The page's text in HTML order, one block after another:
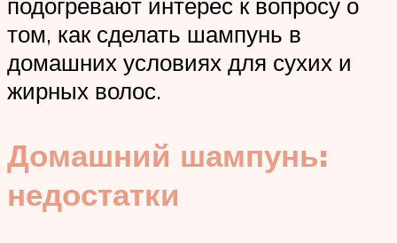
том, как сделать шампунь в
домашних условиях для сухих и
жирных волос.
Домашний шампунь:
недостатки